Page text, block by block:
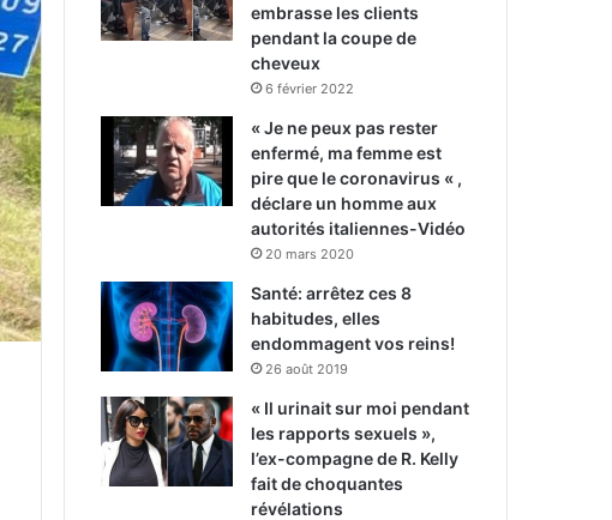
embrasse les clients
pendant la coupe de
cheveux
6 février 2022
« Je ne peux pas rester
enfermé, ma femme est
pire que le coronavirus « ,
déclare un homme aux
autorités italiennes-Vidéo
20 mars 2020
Santé: arrêtez ces 8
habitudes, elles
endommagent vos reins!
26 août 2019
« Il urinait sur moi pendant
les rapports sexuels »,
l’ex-compagne de R. Kelly
fait de choquantes
révélations